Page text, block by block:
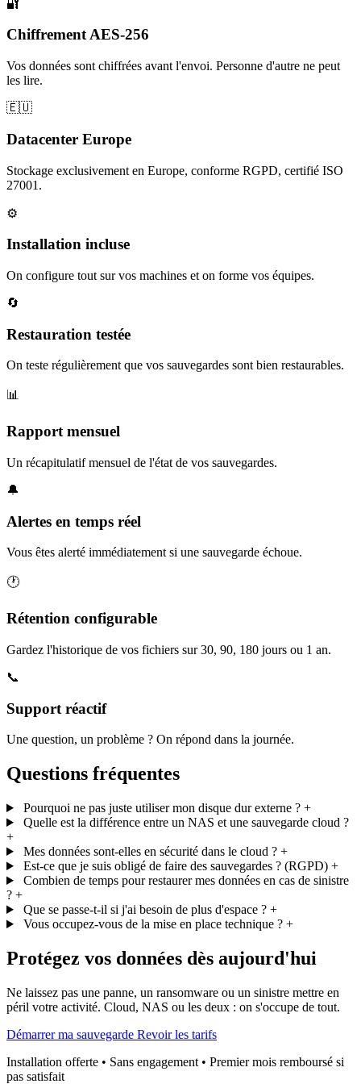
🔐
Chiffrement AES-256
Vos données sont chiffrées avant l'envoi. Personne d'autre ne peut
les lire.
🇪🇺
Datacenter Europe
Stockage exclusivement en Europe, conforme RGPD, certifié ISO
27001.
⚙️
Installation incluse
On configure tout sur vos machines et on forme vos équipes.
🔄
Restauration testée
On teste régulièrement que vos sauvegardes sont bien restaurables.
📊
Rapport mensuel
Un récapitulatif mensuel de l'état de vos sauvegardes.
🔔
Alertes en temps réel
Vous êtes alerté immédiatement si une sauvegarde échoue.
🕐
Rétention configurable
Gardez l'historique de vos fichiers sur 30, 90, 180 jours ou 1 an.
📞
Support réactif
Une question, un problème ? On répond dans la journée.
Questions fréquentes
Pourquoi ne pas juste utiliser mon disque dur externe ? +
Quelle est la différence entre un NAS et une sauvegarde cloud ?
+
Mes données sont-elles en sécurité dans le cloud ? +
Est-ce que je suis obligé de faire des sauvegardes ? (RGPD) +
Combien de temps pour restaurer mes données en cas de sinistre
? +
Que se passe-t-il si j'ai besoin de plus d'espace ? +
Vous occupez-vous de la mise en place technique ? +
Protégez vos données dès aujourd'hui
Ne laissez pas une panne, un ransomware ou un sinistre mettre en
péril votre activité. Cloud, NAS ou les deux : on s'occupe de tout.
Démarrer ma sauvegarde Revoir les tarifs
Installation offerte • Sans engagement • Premier mois remboursé si
pas satisfait